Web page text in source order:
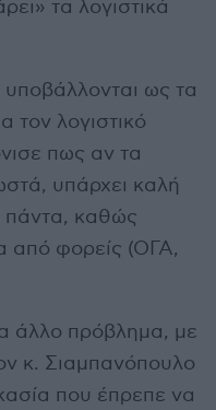
τα λογιστικά
υποβάλλονται ως τα
τον λογιστικό
πως αν τα
υπάρχει καλή
πάντα, καθώς
από φορείς (ΟΓΑ,
άλλο πρόβλημα, με
κ. Σιαμπανόπουλο
που έπρεπε να